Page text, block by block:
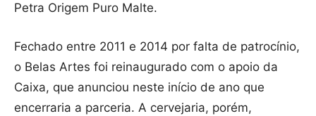
Petra Origem Puro Malte.
Fechado entre 2011 e 2014 por falta de patrocínio,
o Belas Artes foi reinaugurado com o apoio da
Caixa, que anunciou neste início de ano que
encerraria a parceria. A cervejaria, porém,